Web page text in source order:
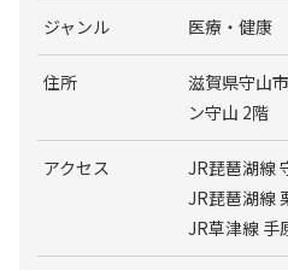
ジャンル 医療・健康
住所
滋賀県守山
ン守山 2階
アクセス
JR琵琶湖線
JR琵琶湖線
JR草津線 手